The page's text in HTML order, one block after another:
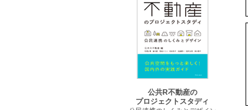
公共R不動産の
プロジェクトスタディ